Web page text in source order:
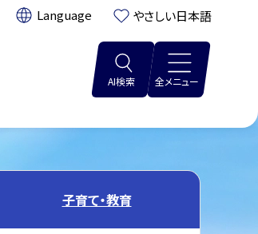
翻訳: やさしい日本語
AI検索 全メニュー
子育て・教育